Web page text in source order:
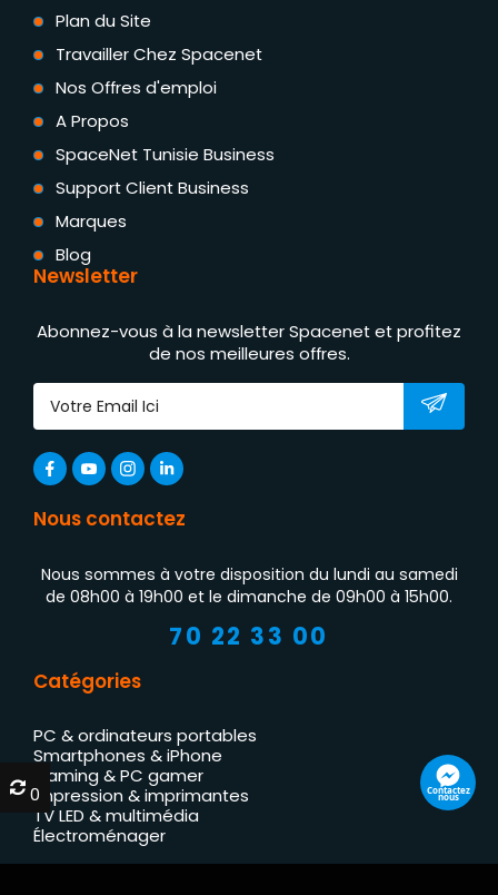
Plan du Site
Travailler Chez Spacenet
Nos Offres d'emploi
A Propos
SpaceNet Tunisie Business
Support Client Business
Marques
Blog
Newsletter
Abonnez-vous à la newsletter Spacenet et profitez
de nos meilleures offres.
Nous contactez
Nous sommes à votre disposition du lundi au samedi
de 08h00 à 19h00 et le dimanche de 09h00 à 15h00.
70 22 33 00
Catégories
PC & ordinateurs portables
Smartphones & iPhone
Gaming & PC gamer
Impression & imprimantes
TV LED & multimédia
Électroménager
Contactez
nous
0
0